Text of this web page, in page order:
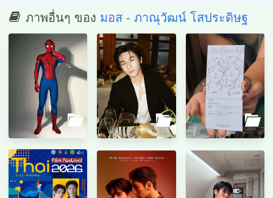
ภาพอื่นๆ ของ มอส - ภาณุวัฒน์ โสประดิษฐ